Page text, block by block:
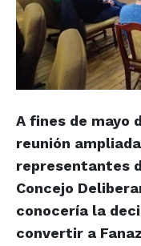
A fines de mayo
reunión
representantes
Concejo
conocería la
convertir a